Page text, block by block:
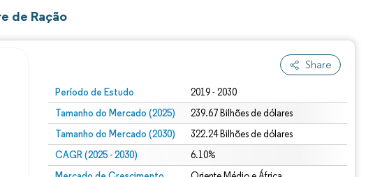
de Ração
Share
Período de Estudo 2019 - 2030
Tamanho do Mercado (2025) 239.67 Bilhões de dólares
Tamanho do Mercado (2030) 322.24 Bilhões de dólares
CAGR (2025 - 2030) 6.10%